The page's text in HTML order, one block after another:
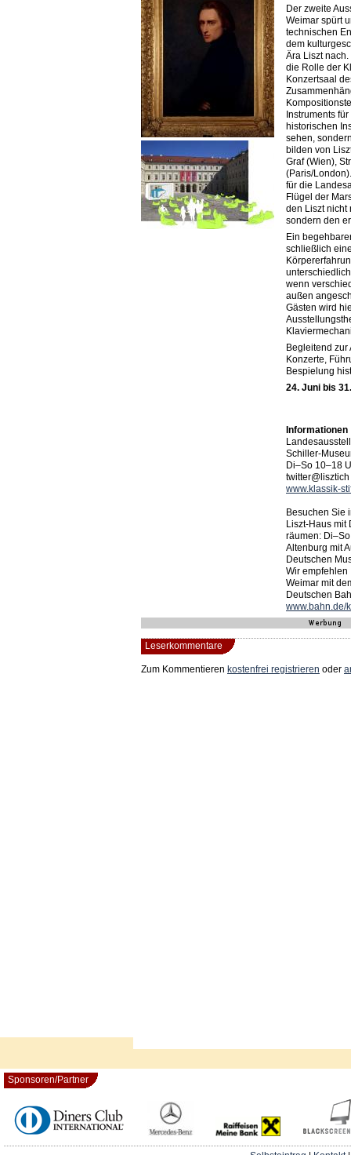
Der zweite
Weimar spürt
technischen
dem
Ära Liszt
die Rolle der
Konzertsaal
Instruments
historischen
sehen,
bilden von
Graf (Wien),
(Paris/
für die
Flügel der
den Liszt nicht
sondern den
Ein
schließlich
wenn
außen
Gästen wird
Begleitend
Konzerte,
Bespielung
24. Juni bis
Informationen
Schiller-
Di–So 10–18
twitter@lisztich
www.klassik-
Besuchen Sie
Liszt-Haus
räumen:
Altenburg mit
Deutschen
Wir empfehlen
Weimar mit
Deutschen
www.bahn.de/
Leserkommentare
Zum Kommentieren kostenfrei registrieren oder
Sponsoren/Partner